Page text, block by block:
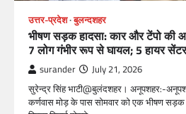
उत्तर-प्रदेश बुलन्दशहर
भीषण सड़क हादसा: कार और टेंपो की
7 लोग गंभीर रूप से घायल; 5 हायर
surander July 21, 2026
सुरेन्द्र सिंह भाटी@बुलंदशहर। अनूपशहर:-
कर्णवास मोड़ के पास सोमवार को एक भीषण